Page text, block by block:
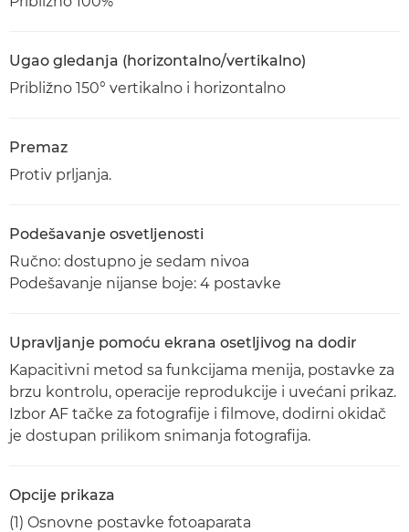
Ugao gledanja (horizontalno/vertikalno)
Približno 150° vertikalno i horizontalno
Premaz
Protiv prljanja.
Podešavanje osvetljenosti
Ručno: dostupno je sedam nivoa
Podešavanje nijanse boje: 4 postavke
Upravljanje pomoću ekrana osetljivog na dodir
Kapacitivni metod sa funkcijama menija, postavke za
brzu kontrolu, operacije reprodukcije i uvećani prikaz.
Izbor AF tačke za fotografije i filmove, dodirni okidač
je dostupan prilikom snimanja fotografija.
Opcije prikaza
(1) Osnovne postavke fotoaparata